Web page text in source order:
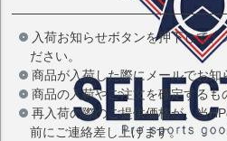
入荷お知らせボタンを押下して、
ださい。
商品が入荷した際にメールでお知
商品の入荷やご注文を確定するも
再入荷の際のご提供価格が、当
前にご連絡差し上げます。